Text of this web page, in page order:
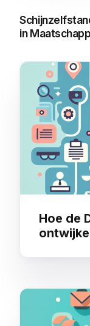
in
2025?
You may
Hoe de